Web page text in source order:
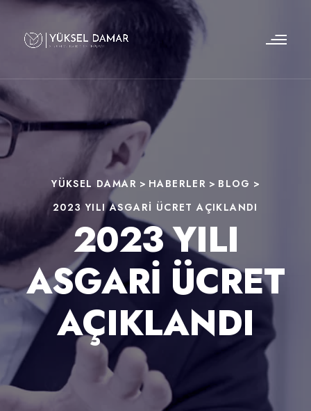
YÜKSEL DAMAR > HABERLER > BLOG >
2023 YILI ASGARI ÜCRET AÇIKLANDI
2023 YILI
ASGARI ÜCRET
AÇIKLANDI